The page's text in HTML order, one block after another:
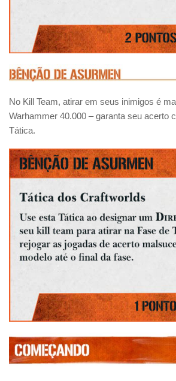
No Kill Team, atirar em seus inimigos é
Warhammer 40.000 – garanta seu acerto
Tática.